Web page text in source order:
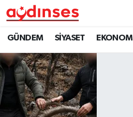
GÜNDEM SİYASET EKONOMİ
GÜNDEM
SİYASET
EKONOMİ
DÜNYA
Nöbetçi Eczaneler
Hava Durumu
Aydin Namaz Vakitleri
Trafik Durumu